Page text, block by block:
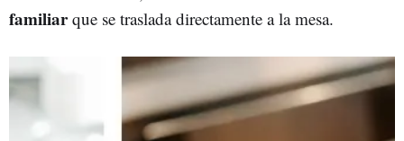
familiarque se traslada directamente a la mesa.